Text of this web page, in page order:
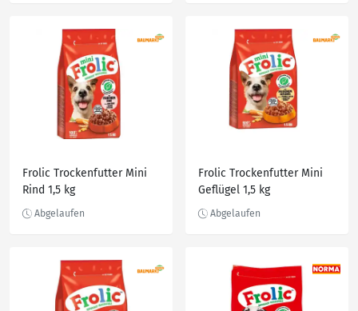
Frolic Trockenfutter Mini
Rind 1,5 kg
Frolic Trockenfutter Mini
Geflügel 1,5 kg